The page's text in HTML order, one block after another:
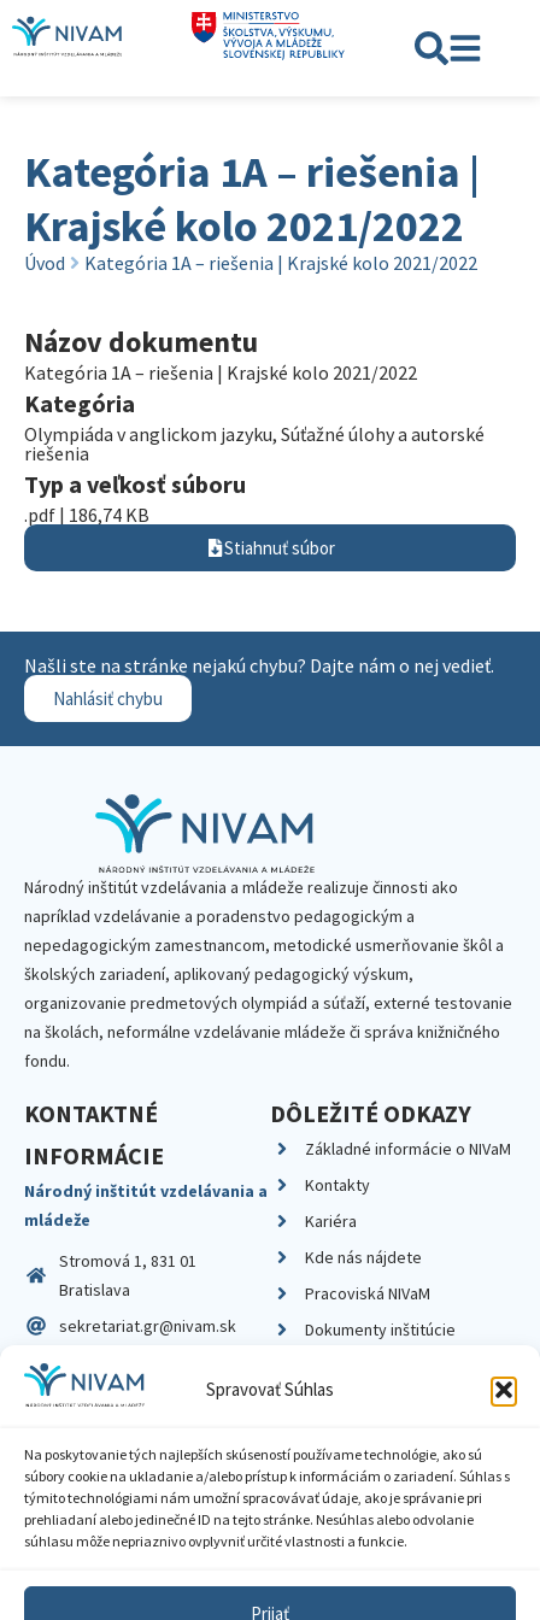
Spravovať Súhlas
Na poskytovanie tých najlepších skúseností používame technológie, ako sú
súbory cookie na ukladanie a/alebo prístup k informáciám o zariadení. Súhlas s
týmito technológiami nám umožní spracovávať údaje, ako je správanie pri
prehliadaní alebo jedinečné ID na tejto stránke. Nesúhlas alebo odvolanie
súhlasu môže nepriaznivo ovplyvniť určité vlastnosti a funkcie.
Prijať
Kategória 1A – riešenia |
Krajské kolo 2021/2022
Úvod Kategória 1A – riešenia | Krajské kolo 2021/2022
Názov dokumentu
Kategória 1A – riešenia | Krajské kolo 2021/2022
Kategória
Olympiáda v anglickom jazyku, Súťažné úlohy a autorské
riešenia
Typ a veľkosť súboru
.pdf | 186,74 KB
Stiahnuť súbor
Našli ste na stránke nejakú chybu? Dajte nám o nej vedieť.
Nahlásiť chybu
Národný inštitút vzdelávania a mládeže realizuje činnosti ako
napríklad vzdelávanie a poradenstvo pedagogickým a
nepedagogickým zamestnancom, metodické usmerňovanie škôl a
školských zariadení, aplikovaný pedagogický výskum,
organizovanie predmetových olympiád a súťaží, externé testovanie
na školách, neformálne vzdelávanie mládeže či správa knižničného
fondu.
KONTAKTNÉ
INFORMÁCIE
Národný inštitút vzdelávania a
mládeže
Stromová 1, 831 01
Bratislava
sekretariat.gr@nivam.sk
IČO: 00164348
DIČ: 2020798714
DÔLEŽITÉ ODKAZY
Základné informácie o NIVaM
Kontakty
Kariéra
Kde nás nájdete
Pracoviská NIVaM
Dokumenty inštitúcie
Zásady ochrany súkromia